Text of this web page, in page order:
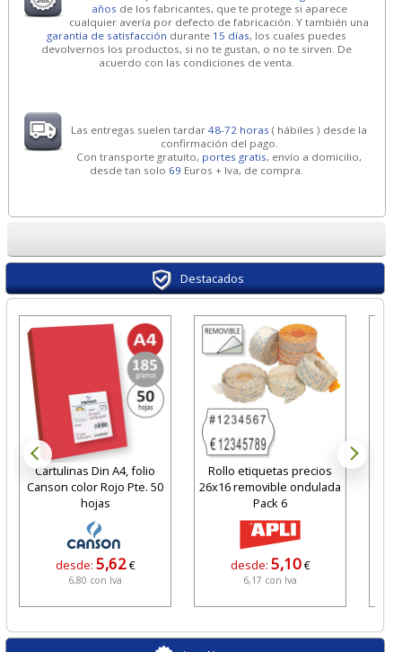
años de los fabricantes, que te protege si aparece
cualquier avería por defecto de fabricación. Y también una
garantía de satisfacción durante 15 días, los cuales puedes
devolvernos los productos, si no te gustan, o no te sirven. De
acuerdo con las condiciones de venta.
Las entregas suelen tardar48-72 horas ( hábiles ) desde la
confirmación del pago.
Con transporte gratuito, portes gratis, envío a domicilio,
desde tan solo 69 Euros + Iva, de compra.
Destacados
Cartulinas Din A4, folio
Canson color Rojo Pte. 50
hojas
desde: 5,62€
6,80 con Iva
Rollo etiquetas precios
26x16 removible ondulada
Pack 6
desde: 5,10€
6,17 con Iva